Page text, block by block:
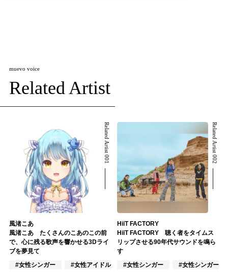
muevo voice
Related Artist
Related Artist 001
風渚こあ
風渚こあ たくさんのこあのこの前
で、心に残る歌声を響かせる3Dライ
ブを夢見て
#女性シンガー
#女性アイドル #VTuber/VSinger
Related Artist 002
HiiT FACTORY
HiiT FACTORY 聴く者をタイムス
リップさせる90年代サウンドを鳴ら
す
#女性シンガー
#女性シンガーグ